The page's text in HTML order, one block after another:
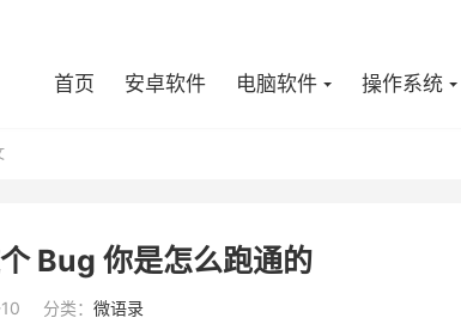
首页 安卓软件 电脑软件 操作系统
Bug 你是怎么跑通的
分类： 微语录